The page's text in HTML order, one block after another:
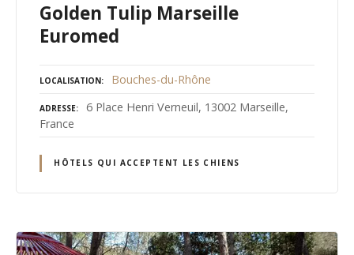
Golden Tulip Marseille
Euromed
LOCALISATION Bouches-du-Rhône
ADRESSE
6 Place Henri Verneuil, 13002 Marseille,
France
HÔTELS QUI ACCEPTENT LES CHIENS